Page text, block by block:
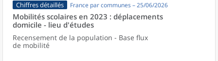
Chiffres détaillés France par communes – 25/06/2026
Mobilités scolaires en 2023 : déplacements
domicile - lieu d'études
Recensement de la population - Base flux
de mobilité